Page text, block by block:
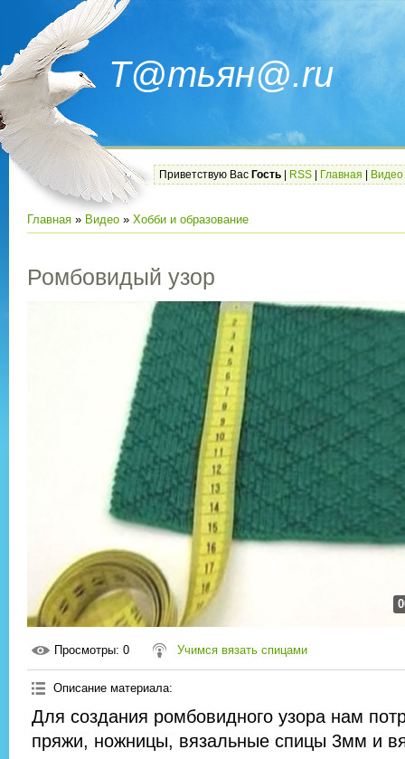
Т@тьян@.ru
Приветствую Вас Гость RSS Главная Видео
Главная » Видео » Хобби и образование
Ромбовидый узор
Просмотры: 0 Учимся вязать спицами
Описание материала:
Для создания ромбовидного узора нам
пряжи, ножницы, вязальные спицы 3мм и